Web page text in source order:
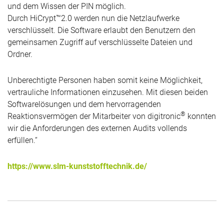
und dem Wissen der PIN möglich.
Durch HiCrypt™2.0 werden nun die Netzlaufwerke
verschlüsselt. Die Software erlaubt den Benutzern den
gemeinsamen Zugriff auf verschlüsselte Dateien und
Ordner.
Unberechtigte Personen haben somit keine Möglichkeit,
vertrauliche Informationen einzusehen. Mit diesen beiden
Softwarelösungen und dem hervorragenden
Reaktionsvermögen der Mitarbeiter von digitronic® konnten
wir die Anforderungen des externen Audits vollends
erfüllen.“
https://www.slm-kunststofftechnik.de/